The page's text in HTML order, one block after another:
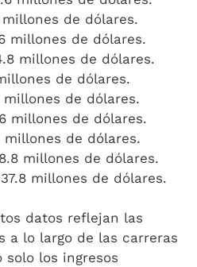
millones de dólares.
millones de dólares.
millones de dólares.
de dólares.
millones de dólares.
millones de dólares.
millones de dólares.
millones de dólares.
37.8 millones de dólares.
datos reflejan las
a lo largo de las carreras
los ingresos